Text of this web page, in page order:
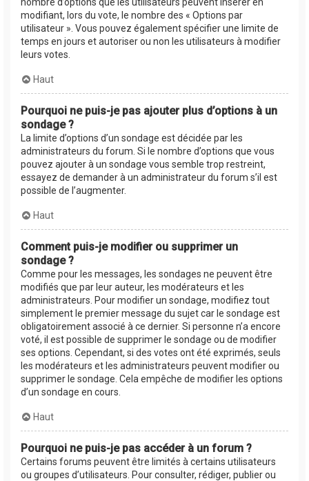
modifiant, lors du vote, le nombre des « Options par
utilisateur ». Vous pouvez également spécifier une limite de
temps en jours et autoriser ou non les utilisateurs à modifier
leurs votes.
Haut
Pourquoi ne puis-je pas ajouter plus d’options à un
sondage ?
La limite d’options d’un sondage est décidée par les
administrateurs du forum. Si le nombre d’options que vous
pouvez ajouter à un sondage vous semble trop restreint,
essayez de demander à un administrateur du forum s’il est
possible de l’augmenter.
Haut
Comment puis-je modifier ou supprimer un
sondage ?
Comme pour les messages, les sondages ne peuvent être
modifiés que par leur auteur, les modérateurs et les
administrateurs. Pour modifier un sondage, modifiez tout
simplement le premier message du sujet car le sondage est
obligatoirement associé à ce dernier. Si personne n’a encore
voté, il est possible de supprimer le sondage ou de modifier
ses options. Cependant, si des votes ont été exprimés, seuls
les modérateurs et les administrateurs peuvent modifier ou
supprimer le sondage. Cela empêche de modifier les options
d’un sondage en cours.
Haut
Pourquoi ne puis-je pas accéder à un forum ?
Certains forums peuvent être limités à certains utilisateurs
ou groupes d’utilisateurs. Pour consulter, rédiger, publier ou